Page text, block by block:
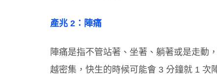
產兆 2：陣痛
陣痛是指不管站著、坐著、躺著或是走動
越密集，快生的時候可能會 3 分鐘就 1 次